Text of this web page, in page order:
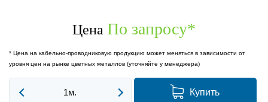
Цена По запросу*
* Цена на кабельно-проводниковую продукцию может меняться в зависимости от
уровня цен на рынке цветных металлов (уточняйте у менеджера)
Купить